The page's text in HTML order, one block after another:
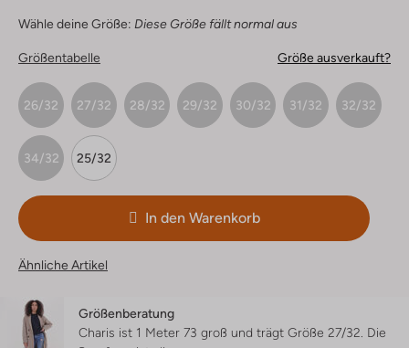
Wähle deine Größe: Diese Größe fällt normal aus
Größentabelle Größe ausverkauft?
26/32 27/32 28/32 29/32 30/32 31/32 32/32
34/32 25/32
In den Warenkorb
Ähnliche Artikel
Größenberatung
Charis ist 1 Meter 73 groß und trägt Größe 27/32. Die